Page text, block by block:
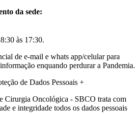
da sede:
às 17:30.
de e-mail e whats app/celular para
enquando perdurar a Pandemia.
de Dados Pessoais +
Cirurgia Oncológica - SBCO trata com
e integridade todos os dados pessoais